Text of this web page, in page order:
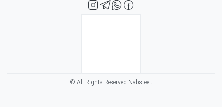
© All Rights Reserved Nabsteel.